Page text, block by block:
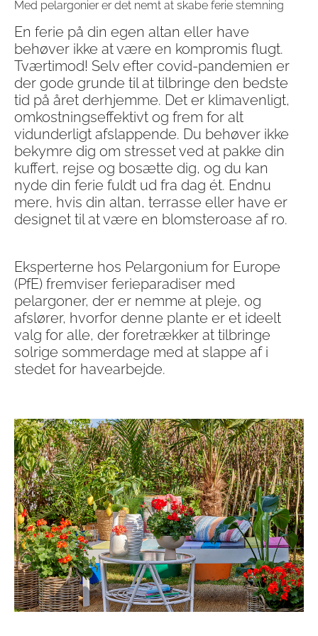
Med pelargonier er det nemt at skabe ferie stemning
En ferie på din egen altan eller have
behøver ikke at være en kompromis flugt.
Tværtimod! Selv efter covid-pandemien er
der gode grunde til at tilbringe den bedste
tid på året derhjemme. Det er klimavenligt,
omkostningseffektivt og frem for alt
vidunderligt afslappende. Du behøver ikke
bekymre dig om stresset ved at pakke din
kuffert, rejse og bosætte dig, og du kan
nyde din ferie fuldt ud fra dag ét. Endnu
mere, hvis din altan, terrasse eller have er
designet til at være en blomsteroase af ro.
Eksperterne hos Pelargonium for Europe
(PfE) fremviser ferieparadiser med
pelargoner, der er nemme at pleje, og
afslører, hvorfor denne plante er et ideelt
valg for alle, der foretrækker at tilbringe
solrige sommerdage med at slappe af i
stedet for havearbejde.